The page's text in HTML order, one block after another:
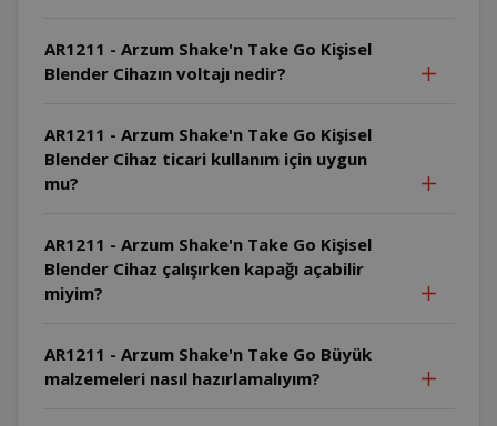
AR1211 - Arzum Shake'n Take Go Kişisel
Blender Cihazın voltajı nedir?
AR1211 - Arzum Shake'n Take Go Kişisel
Blender Cihaz ticari kullanım için uygun
mu?
AR1211 - Arzum Shake'n Take Go Kişisel
Blender Cihaz çalışırken kapağı açabilir
miyim?
AR1211 - Arzum Shake'n Take Go Büyük
malzemeleri nasıl hazırlamalıyım?